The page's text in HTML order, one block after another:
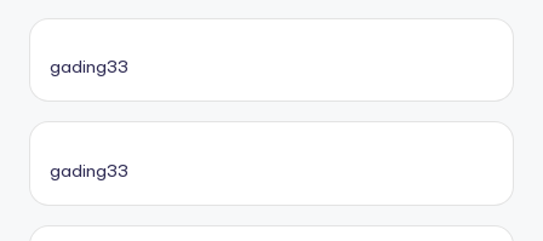
gading33
gading33